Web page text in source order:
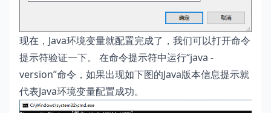
现在，Java环境变量就配置完成了，我们可以打开命令
提示符验证一下。 在命令提示符中运行“java -
version”命令，如果出现如下图的Java版本信息提示就
代表Java环境变量配置成功。